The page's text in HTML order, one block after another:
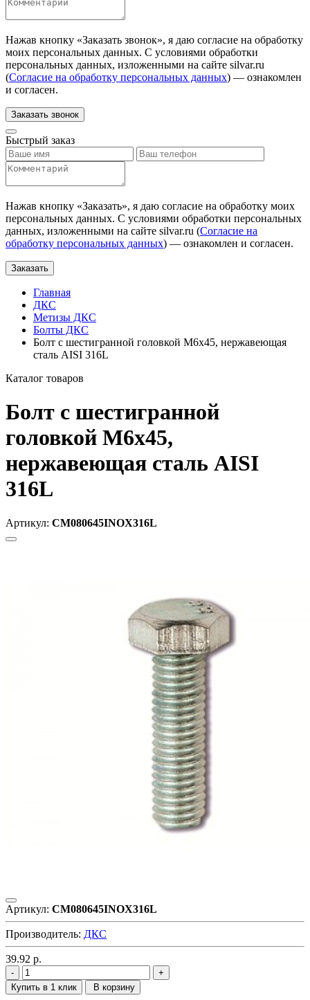
Нажав кнопку «Заказать звонок», я даю согласие на обработку
моих персональных данных. С условиями обработки
персональных данных, изложенными на сайте silvar.ru
(Согласие на обработку персональных данных) — ознакомлен
и согласен.
Заказать звонок
Быстрый заказ
Нажав кнопку «Заказать», я даю согласие на обработку моих
персональных данных. С условиями обработки персональных
данных, изложенными на сайте silvar.ru (Согласие на
обработку персональных данных) — ознакомлен и согласен.
Заказать
Главная
ДКС
Метизы ДКС
Болты ДКС
Болт с шестигранной головкой М6х45, нержавеющая
сталь AISI 316L
Каталог товаров
Болт с шестигранной
головкой М6х45,
нержавеющая сталь AISI
316L
Артикул: CM080645INOX316L
Артикул: CM080645INOX316L
Производитель: ДКС
39.92 р.
Купить в 1 клик В корзину